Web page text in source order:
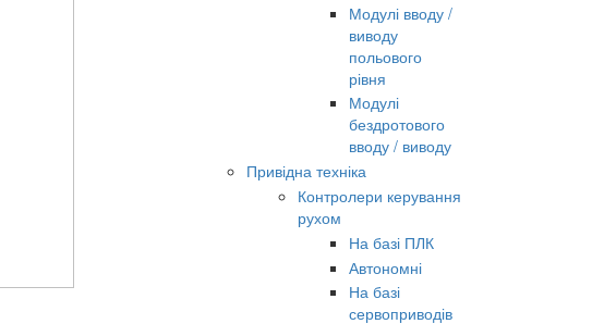
Модулі вводу /
виводу
польового
рівня
Модулі
бездротового
вводу / виводу
Привідна техніка
Контролери керування
рухом
На базі ПЛК
Автономні
На базі
сервоприводів